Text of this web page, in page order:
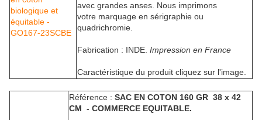
avec grandes anses. Nous imprimons
votre marquage en sérigraphie ou
quadrichromie.
Fabrication : INDE. Impression en France
Caractéristique du produit cliquez sur l'image.
Référence : SAC EN COTON 160 GR 38 x 42
CM - COMMERCE EQUITABLE.